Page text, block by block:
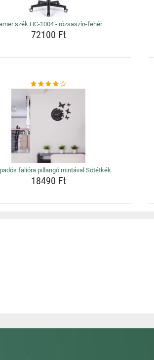
szék HC-1004 - rózsaszín-fehér
72100 Ft
falióra pillangó mintával Sötétkék
18490 Ft